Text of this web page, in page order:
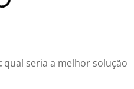
qual seria a melhor solução